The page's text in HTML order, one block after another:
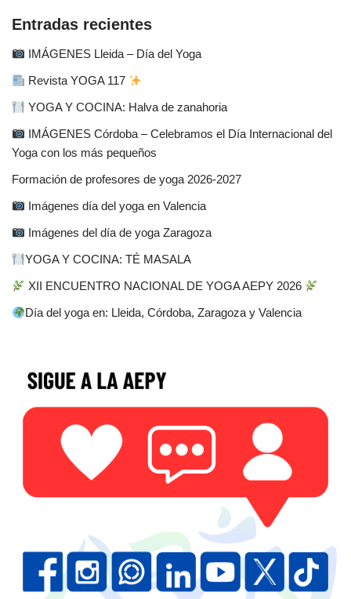
Entradas recientes
IMÁGENES Lleida – Día del Yoga
Revista YOGA 117
YOGA Y COCINA: Halva de zanahoria
IMÁGENES Córdoba – Celebramos el Día Internacional del
Yoga con los más pequeños
Formación de profesores de yoga 2026-2027
Imágenes día del yoga en Valencia
Imágenes del día de yoga Zaragoza
YOGA Y COCINA: TÉ MASALA
XII ENCUENTRO NACIONAL DE YOGA AEPY 2026
Día del yoga en: Lleida, Córdoba, Zaragoza y Valencia